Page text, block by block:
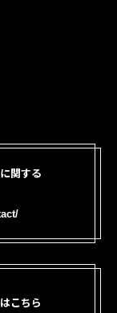
関する
こちら